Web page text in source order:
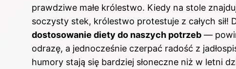
prawdziwe małe królestwo. Kiedy na stole
soczysty stek, królestwo protestuje z całych sił!
dostosowanie diety do naszych potrzeb —
odrazę, a jednocześnie czerpać radość z
humory stają się bardziej słoneczne niż w letni